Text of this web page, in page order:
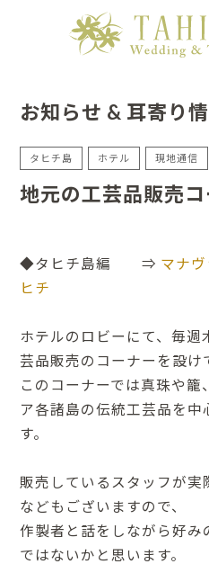
お知らせ & 耳寄り
タヒチ島 ホテル 現地通信
地元の工芸品販売コ
◆タヒチ島編 ⇒ マナ
ヒチ
ホテルのロビーにて、毎週
芸品販売のコーナーを設け
このコーナーでは真珠や籠
ア各諸島の伝統工芸品を中
す。
販売しているスタッフが実
などもございますので、
作製者と話をしながら好み
ではないかと思います。